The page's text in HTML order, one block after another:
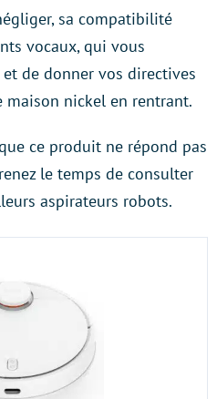
sa compatibilité
vocaux, qui vous
de donner vos directives
maison nickel en rentrant.
ce produit ne répond pas
le temps de consulter
aspirateurs robots.